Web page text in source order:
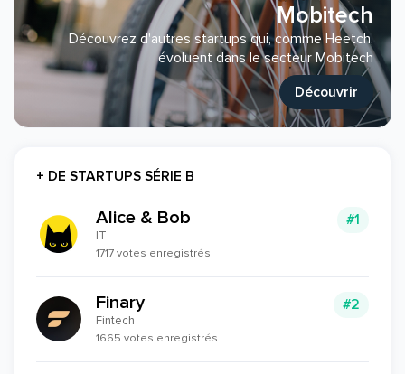
Mobitech
Découvrez d'autres startups qui, comme Heetch,
évoluent dans le secteur Mobitech
Découvrir
+ DE STARTUPS SÉRIE B
#1
Alice & Bob
IT
1717 votes enregistrés
#2
Finary
Fintech
1665 votes enregistrés